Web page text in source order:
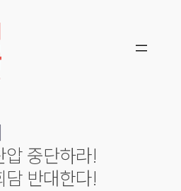
압 중단하라!
담 반대한다!